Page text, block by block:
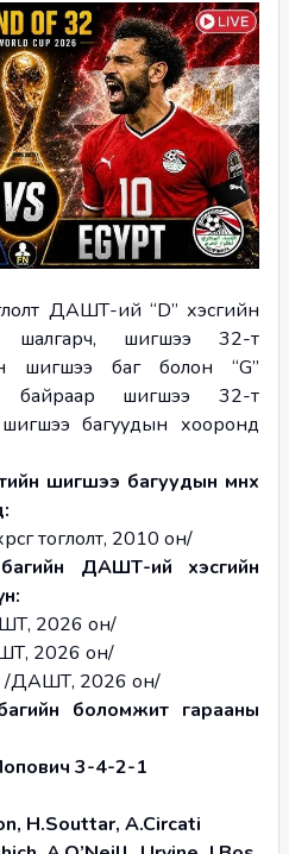
ДАШТ-ий “D” хэсгийн
шалгарч, шигшээ 32-т
шигшээ баг болон “G”
байраар шигшээ 32-т
багуудын хооронд
шигшээ багуудын өмнөх
тоглолт, 2010 он/
ДАШТ-ий хэсгийн
2026 он/
2026 он/
/ДАШТ, 2026 он/
боломжит гарааны
3-4-2-1
H.Souttar, A.Circati